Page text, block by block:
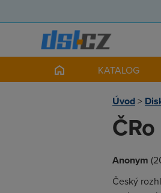
KATALOG
Úvod>
Anonym
Český